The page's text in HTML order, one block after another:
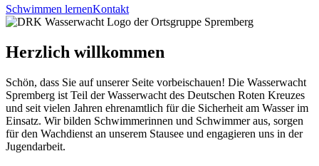
Schwimmen lernenKontakt
Herzlich willkommen
Schön, dass Sie auf unserer Seite vorbeischauen! Die Wasserwacht
Spremberg ist Teil der Wasserwacht des Deutschen Roten Kreuzes
und seit vielen Jahren ehrenamtlich für die Sicherheit am Wasser im
Einsatz. Wir bilden Schwimmerinnen und Schwimmer aus, sorgen
für den Wachdienst an unserem Stausee und engagieren uns in der
Jugendarbeit.